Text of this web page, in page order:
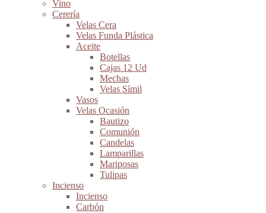
Vino
Cerería
Velas Cera
Velas Funda Plástica
Aceite
Botellas
Cajas 12 Ud
Mechas
Velas Símil
Vasos
Velas Ocasión
Bautizo
Comunión
Candelas
Lamparillas
Mariposas
Tulipas
Incienso
Incienso
Carbón